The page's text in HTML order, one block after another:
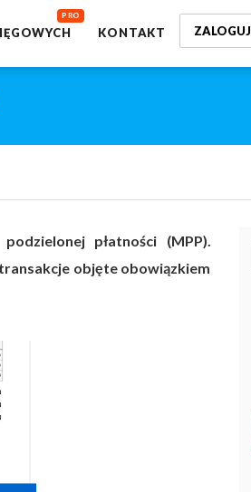
ZALOGUJ
KONTAKT
płatności (MPP).
objęte obowiązkiem